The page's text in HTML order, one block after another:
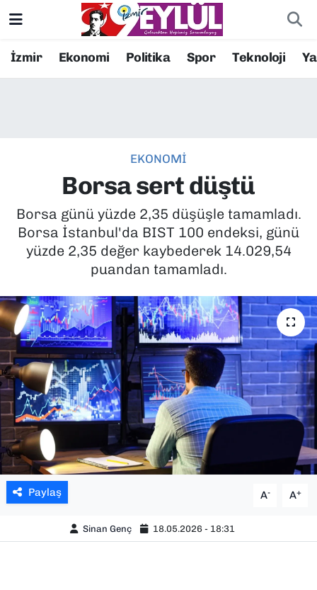
İzmir Ekonomi Politika Spor Teknoloji
EKONOMİ
Borsa sert düştü
Borsa günü yüzde 2,35 düşüşle tamamladı.
Borsa İstanbul'da BIST 100 endeksi, günü
yüzde 2,35 değer kaybederek 14.029,54
puandan tamamladı.
Paylaş A- A+
Sinan Genç 18.05.2026 - 18:31
Resmi İlanlar
EKONOMİ
KÜLTÜR SANAT
MAGAZİN
POLİTİKA
SAĞLIK
SPOR
TEKNOLOJİ
YAŞAM
YEREL YÖNETİMLER
Konak Nöbetçi Eczaneler
Süper Lig Puan Durumu ve Fikstür
Tüm Manşetler
Son Dakika Haberleri
Haber Arşivi